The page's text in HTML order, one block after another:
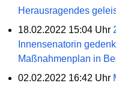
Herausragendes
18.02.2022 15:04 Uhr
Innensenatorin
Maßnahmenplan in
02.02.2022 16:42 Uhr